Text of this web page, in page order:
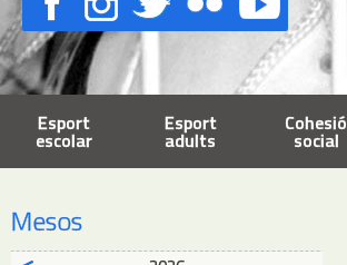
Esport
escolar
Esport
adults
Cohesió
social
Mesos